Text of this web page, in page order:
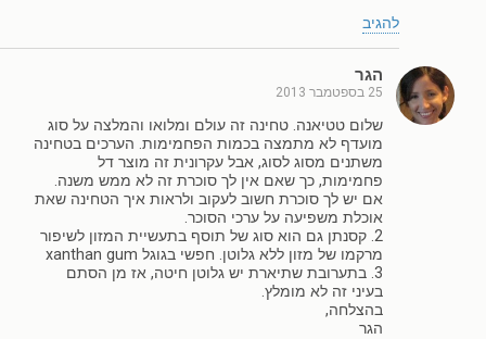
להגיב
הגר
25 בספטמבר 2013
שלום טטיאנה. טחינה זה עולם ומלואו והמלצה על סוג
מועדף לא מתמצה בכמות הפחמימות. הערכים בטחינה
משתנים מסוג לסוג, אבל עקרונית זה מוצר דל
פחמימות, כך שאם אין לך סוכרת זה לא ממש משנה.
אם יש לך סוכרת חשוב לעקוב ולראות איך הטחינה שאת
אוכלת משפיעה על ערכי הסוכר.
2. קסנתן גם הוא סוג של תוסף בתעשיית המזון לשיפור
מרקמו של מזון ללא גלוטן. חפשי בגוגל xanthan gum
3. בתערובת שתיארת יש גלוטן חיטה, אז מן הסתם
בעיני זה לא מומלץ.
בהצלחה,
הגר